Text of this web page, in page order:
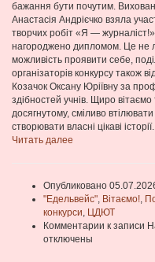
бажання бути почутим.
Анастасія Андрієчко взяла
творчих робіт «Я —
нагороджено дипломом. Це не
можливість проявити себе,
організаторів конкурсу також
Козачок Оксану Юріївну за
здібностей учнів. Щиро
досягнутому, сміливо втілювати
створювати власні цікаві
Читать далее
Опубликовано
"Едельвейс", Вітаємо!,
конкурси, ЦДЮТ
Комментарии к записи
отключены